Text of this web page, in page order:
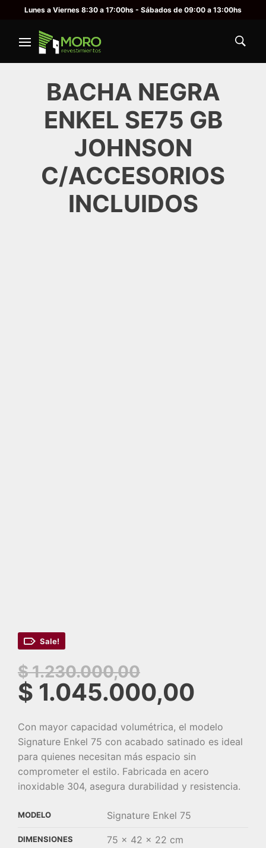
Lunes a Viernes 8:30 a 17:00hs - Sábados de 09:00 a 13:00hs
BACHA NEGRA
ENKEL SE75 GB
JOHNSON
C/ACCESORIOS
INCLUIDOS
Sale!
$1.230.000,00Original
price
was:
$
$ 1.045.000,00
is:
$
Con mayor capacidad volumétrica, el modelo
Signature Enkel 75 con acabado satinado es ideal
para quienes necesitan más espacio sin
comprometer el estilo. Fabricada en acero
inoxidable 304, asegura durabilidad y resistencia.
MODELO Signature Enkel 75
DIMENSIONES 75 × 42 × 22 cm